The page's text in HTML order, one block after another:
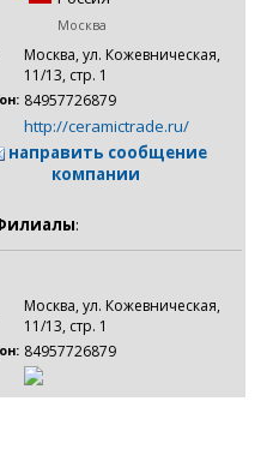
Москва
Москва, ул. Кожевническая,
11/13, стр. 1
84957726879
http://ceramictrade.ru/
направить сообщение
компании
:
Москва, ул. Кожевническая,
11/13, стр. 1
84957726879